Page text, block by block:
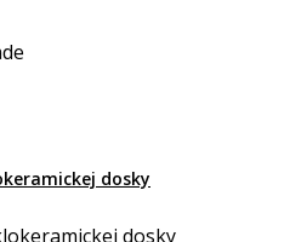
dosky
dosky